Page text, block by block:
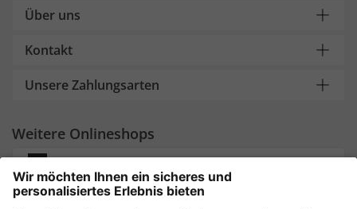
Über uns
Kontakt
Unsere Zahlungsarten
Weitere Onlineshops
Deutschland